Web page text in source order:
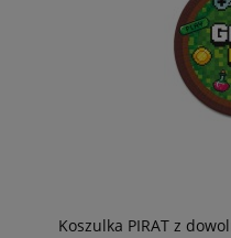
Koszulka PIRAT z